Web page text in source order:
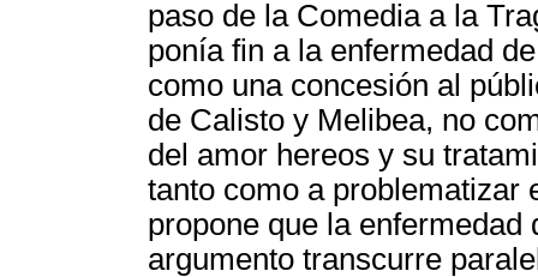
paso de la Comedia a la
ponía fin a la enfermedad
como una concesión al
de Calisto y Melibea, no
del amor hereos y su
tanto como a problematizar
propone que la
argumento transcurre